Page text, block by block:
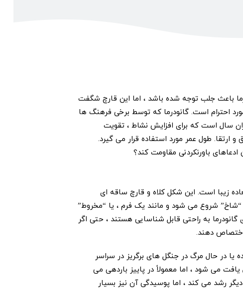
باعث جلب توجه شده باشد ، اما این قارچ شگفت
احترام است. گانودرما که توسط برخی فرهنگ ها
سال است که برای افزایش نشاط ، تقویت
طول عمر مورد استفاده قرار می گیرد.
ادعاهای باورنکردنی مقاومت کند؟
زیبا است. این شکل کلاه و قارچ ساقه ای
شروع می شود و مانند یک فرم ، یا “مخروط”
به راحتی قابل شناسایی هستند ، حتی اگر
اختصاص دهند.
در حال مرگ در جنگل های برگریز در سراسر
می شود ، اما معمولاً در پاییز باردهی می
رشد می کند ، اما پوسیدگی آن نیز بسیار